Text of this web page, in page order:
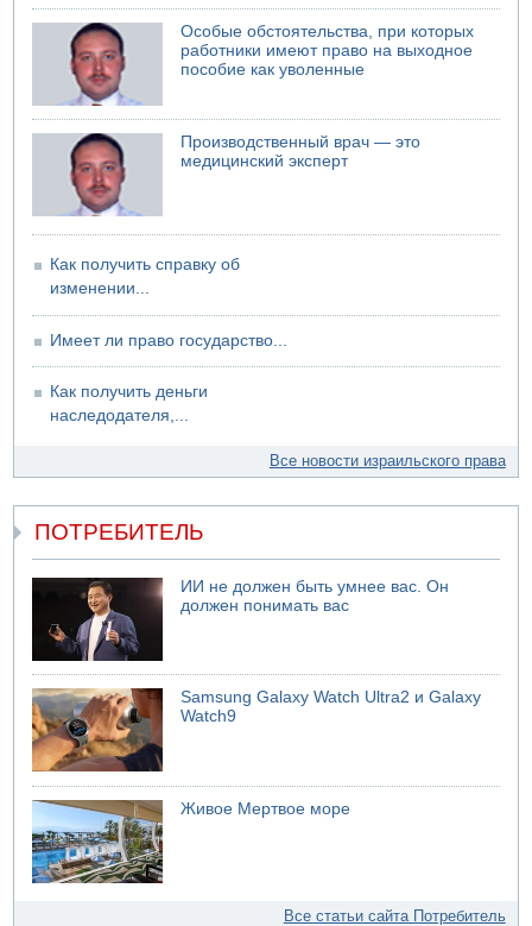
07.08.2026 17:57
Подозреваемый в домогательствах в хостеле - Гильбоа
Дахан
07.08.2026 17:55
Обнародовано имя полицейского, подозреваемого в
коррупционных отношениях с Йоавом Элиаси
07.08.2026 17:51
БАГАЦ отказался заморозить лишение налоговых льгот
для уклонистов-харедим
В Иерусалиме водитель врезался в забор и серьезно
пострадал
Особые обстоятельства, при которых
работники имеют право на выходное
пособие как уволенные
Производственный врач — это
медицинский эксперт
Как получить справку об
изменении...
Имеет ли право государство...
Как получить деньги
наследодателя,...
Все новости израильского права
ПОТРЕБИТЕЛЬ
ИИ не должен быть умнее вас. Он
должен понимать вас
Samsung Galaxy Watch Ultra2 и Galaxy
Watch9
Живое Мертвое море
Все статьи сайта Потребитель